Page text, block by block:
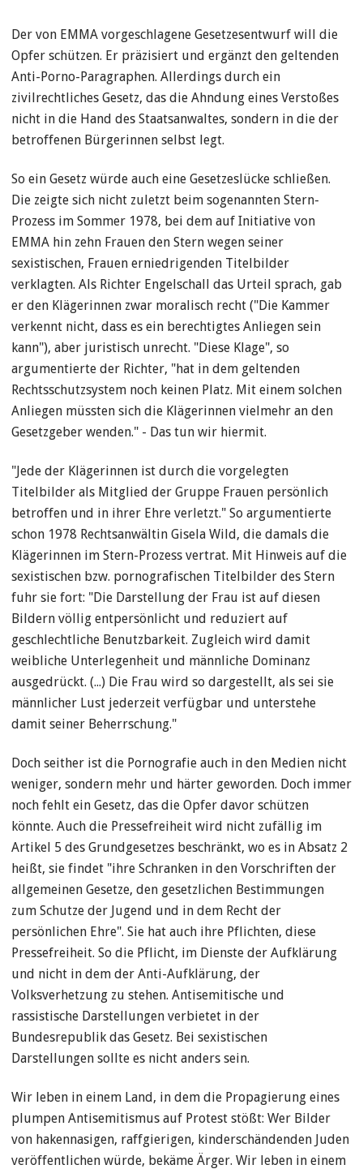
Der von EMMA vorgeschlagene Gesetzesentwurf will die
Opfer schützen. Er präzisiert und ergänzt den geltenden
Anti-Porno-Paragraphen. Allerdings durch ein
zivilrechtliches Gesetz, das die Ahndung eines Verstoßes
nicht in die Hand des Staatsanwaltes, sondern in die der
betroffenen Bürgerinnen selbst legt.
So ein Gesetz würde auch eine Gesetzeslücke schließen.
Die zeigte sich nicht zuletzt beim sogenannten Stern-
Prozess im Sommer 1978, bei dem auf Initiative von
EMMA hin zehn Frauen den Stern wegen seiner
sexistischen, Frauen erniedrigenden Titelbilder
verklagten. Als Richter Engelschall das Urteil sprach, gab
er den Klägerinnen zwar moralisch recht ("Die Kammer
verkennt nicht, dass es ein berechtigtes Anliegen sein
kann"), aber juristisch unrecht. "Diese Klage", so
argumentierte der Richter, "hat in dem geltenden
Rechtsschutzsystem noch keinen Platz. Mit einem solchen
Anliegen müssten sich die Klägerinnen vielmehr an den
Gesetzgeber wenden." - Das tun wir hiermit.
"Jede der Klägerinnen ist durch die vorgelegten
Titelbilder als Mitglied der Gruppe Frauen persönlich
betroffen und in ihrer Ehre verletzt." So argumentierte
schon 1978 Rechtsanwältin Gisela Wild, die damals die
Klägerinnen im Stern-Prozess vertrat. Mit Hinweis auf die
sexistischen bzw. pornografischen Titelbilder des Stern
fuhr sie fort: "Die Darstellung der Frau ist auf diesen
Bildern völlig entpersönlicht und reduziert auf
geschlechtliche Benutzbarkeit. Zugleich wird damit
weibliche Unterlegenheit und männliche Dominanz
ausgedrückt. (...) Die Frau wird so dargestellt, als sei sie
männlicher Lust jederzeit verfügbar und unterstehe
damit seiner Beherrschung."
Doch seither ist die Pornografie auch in den Medien nicht
weniger, sondern mehr und härter geworden. Doch immer
noch fehlt ein Gesetz, das die Opfer davor schützen
könnte. Auch die Pressefreiheit wird nicht zufällig im
Artikel 5 des Grundgesetzes beschränkt, wo es in Absatz 2
heißt, sie findet "ihre Schranken in den Vorschriften der
allgemeinen Gesetze, den gesetzlichen Bestimmungen
zum Schutze der Jugend und in dem Recht der
persönlichen Ehre". Sie hat auch ihre Pflichten, diese
Pressefreiheit. So die Pflicht, im Dienste der Aufklärung
und nicht in dem der Anti-Aufklärung, der
Volksverhetzung zu stehen. Antisemitische und
rassistische Darstellungen verbietet in der
Bundesrepublik das Gesetz. Bei sexistischen
Darstellungen sollte es nicht anders sein.
Wir leben in einem Land, in dem die Propagierung eines
plumpen Antisemitismus auf Protest stößt: Wer Bilder
von hakennasigen, raffgierigen, kinderschändenden Juden
veröffentlichen würde, bekäme Ärger. Wir leben in einem